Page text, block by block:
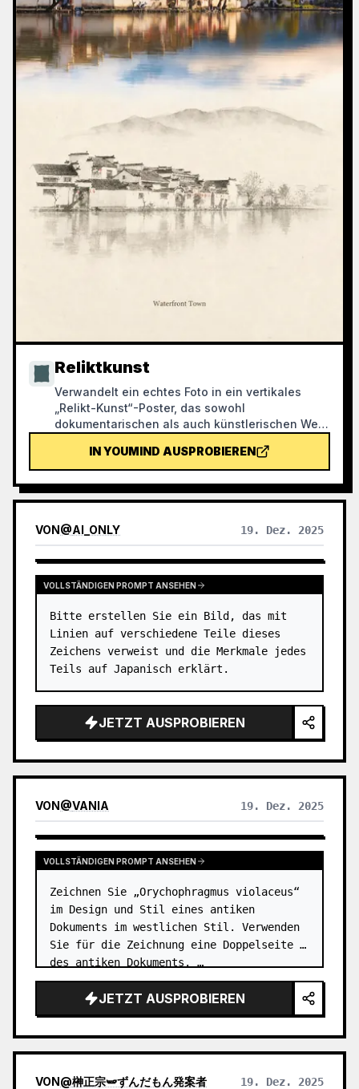
Reliktkunst
Verwandelt ein echtes Foto in ein vertikales
„Relikt-Kunst“-Poster, das sowohl
dokumentarischen als auch künstlerischen Wert
erhalten, unten wird auf warmem Papier oder in
einem zurückhaltenden Lichtraum ein aus dem
Foto abgeleitetes Erinnerungsmotiv komprimiert.
Es ist kein gewöhnliches Illustrations- oder
Tintenflächen, weichen Kanten, weißen
von Architektur, Stadt, Wasser, Straßen,
menschlichem Maßstab, Horizont und Licht,
erkennbar bleibt. Das Gesamtbild betont Ruhe,
Zurückhaltung und eine moderne druckgrafische
Qualität. Die Farben werden aus dem
Originalfoto übernommen, mit tiefem Blau,
gedeckten warmen Tönen, und bei passender
Gelegenheit wird ein kleiner warmer Farbakzent
hinzugefügt. Die Überschrift bleibt bewusst
klein, poetisch und wie eine
Ausstellungsbeschriftung, ohne aufdringlich zu
wirken. Es eignet sich für minimalistische
Architektur- und Stadtbild-Poster, abstrakte
redaktionelle Fotografie, Galerie-artige
Fotocover sowie für visuelle Serien, die auf
mobilen Plattformen wie Douyin verbreitet
werden. Das Endprodukt behält den echten
Inhalt des Originalfotos bei und schafft darunter
einen stabilen, serienhaften
„Erinnerungsabdruck“, sodass jedes Foto eine
eigene Stimmung und eine erweiterbare visuelle
Identität erhält.
IN YOUMIND AUSPROBIEREN
VON@AI_ONLY 19. Dez. 2025
VOLLSTÄNDIGEN PROMPT ANSEHEN
Bitte erstellen Sie ein Bild, das mit
Linien auf verschiedene Teile dieses
Zeichens verweist und die Merkmale jedes
Teils auf Japanisch erklärt.
JETZT AUSPROBIEREN
VON@VANIA 19. Dez. 2025
VOLLSTÄNDIGEN PROMPT ANSEHEN
Zeichnen Sie „Orychophragmus violaceus“
im Design und Stil eines antiken
Dokuments im westlichen Stil. Verwenden
Sie für die Zeichnung eine Doppelseite
des antiken Dokuments. …
JETZT AUSPROBIEREN
VON@榊正宗🫛ずんだもん発案者 19. Dez. 2025